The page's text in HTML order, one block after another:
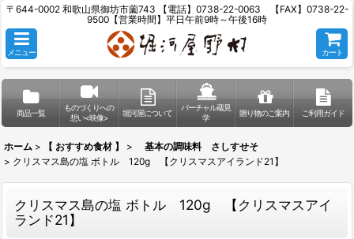
〒644-0002 和歌山県御坊市薗743 【電話】0738-22-0063 【FAX】0738-22-
9500【営業時間】平日午前9時～午後16時
メニュー カート
商品一覧
ものづくりへの
想い<映像>
堀河屋について
バーチャル蔵見
学
贈り物のご案内 ご利用ガイド
ホーム > 【 おすすめ食材 】 >
基本の調味料 さしすせそ
> クリスマス島の塩 ボトル 120g 【クリスマスアイランド21】
クリスマス島の塩 ボトル 120g 【クリスマスアイ
ランド21】